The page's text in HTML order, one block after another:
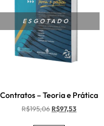
ESGOTADO
Contratos – Teoria e Prática
R$195,06 R$97,53